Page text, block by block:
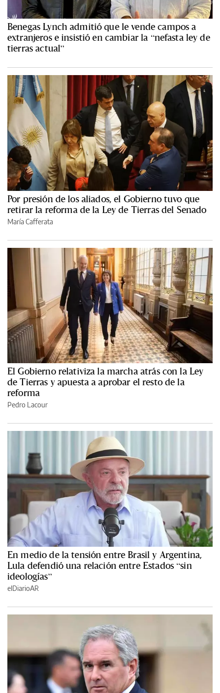
Benegas Lynch admitió que le vende campos a
extranjeros e insistió en cambiar la “nefasta ley de
tierras actual”
Por presión de los aliados, el Gobierno tuvo que
retirar la reforma de la Ley de Tierras del Senado
María Cafferata
El Gobierno relativiza la marcha atrás con la Ley
de Tierras y apuesta a aprobar el resto de la
reforma
Pedro Lacour
En medio de la tensión entre Brasil y Argentina,
Lula defendió una relación entre Estados “sin
ideologías”
elDiarioAR